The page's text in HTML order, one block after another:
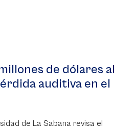
de dólares al
auditiva en el
de La Sabana revisa el